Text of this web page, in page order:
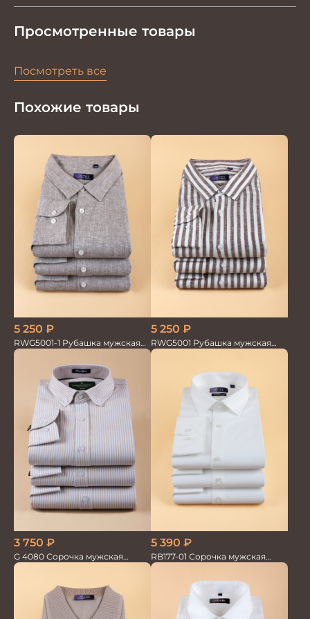
Просмотренные товары
Посмотреть все
Похожие товары
5 250 ₽
RWG5001-1 Рубашка мужская
дл.рукав беж. 100%лён
5 250 ₽
RWG5001 Рубашка мужская
дл.рукав беж. в полоску 100%
3 750 ₽
G 4080 Сорочка мужская
бежевый
5 390 ₽
RB177-01 Сорочка мужская
слоновая кость